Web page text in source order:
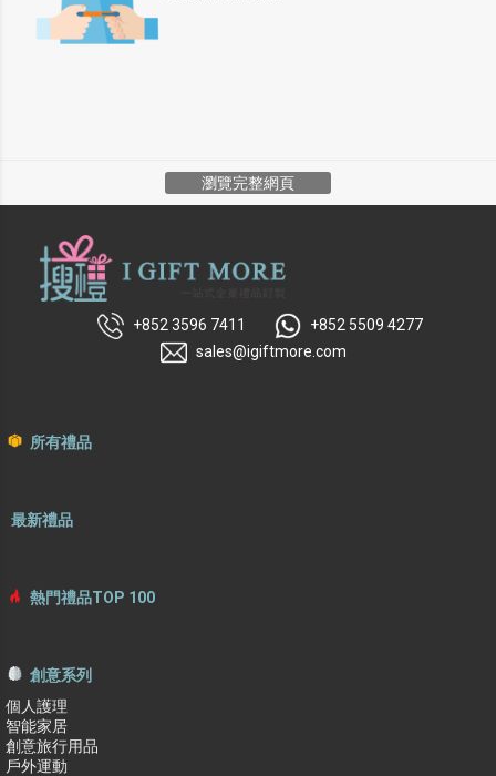
瀏覽完整網頁
+852 3596 7411
+852 5509 4277
sales@igiftmore.com
所有禮品
最新禮品
熱門禮品TOP 100
創意系列
個人護理
智能家居
創意旅行用品
戶外運動